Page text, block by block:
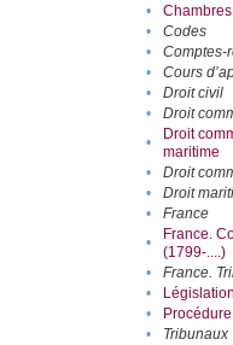
•
•
Codes
•
Comptes-
•
Cours
•
Droit civil
•
Droit
•
Droit
maritime
• Droit
•
Droit
•
France
•
France.
(1799-....)
• France.
•
Législation
•
•
Tribunaux